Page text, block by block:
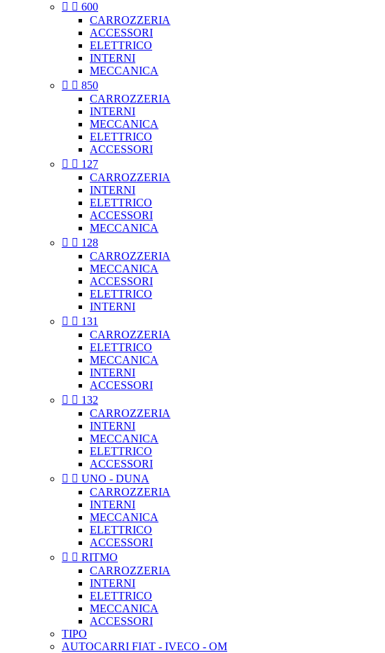
  600
CARROZZERIA
ACCESSORI
ELETTRICO
INTERNI
MECCANICA
  850
CARROZZERIA
INTERNI
MECCANICA
ELETTRICO
ACCESSORI
  127
CARROZZERIA
INTERNI
ELETTRICO
ACCESSORI
MECCANICA
  128
CARROZZERIA
MECCANICA
ACCESSORI
ELETTRICO
INTERNI
  131
CARROZZERIA
ELETTRICO
MECCANICA
INTERNI
ACCESSORI
  132
CARROZZERIA
INTERNI
MECCANICA
ELETTRICO
ACCESSORI
  UNO - DUNA
CARROZZERIA
INTERNI
MECCANICA
ELETTRICO
ACCESSORI
  RITMO
CARROZZERIA
INTERNI
ELETTRICO
MECCANICA
ACCESSORI
TIPO
AUTOCARRI FIAT - IVECO - OM